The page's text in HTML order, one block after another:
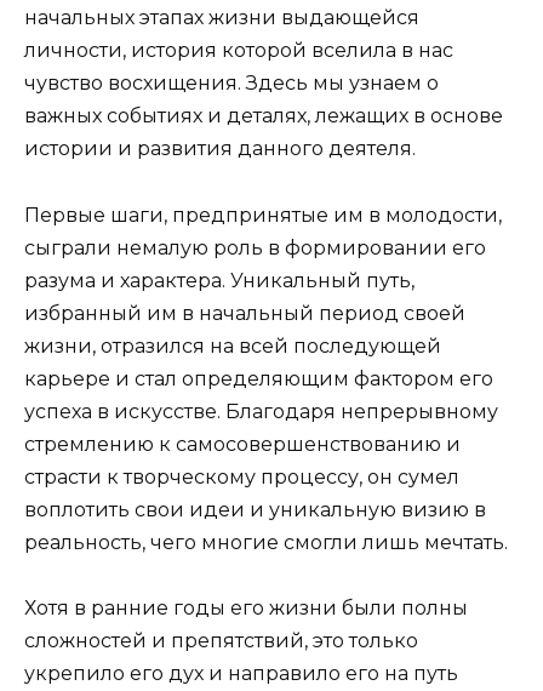
начальных этапах жизни выдающейся
личности, история которой вселила в нас
чувство восхищения. Здесь мы узнаем о
важных событиях и деталях, лежащих в основе
истории и развития данного деятеля.
Первые шаги, предпринятые им в молодости,
сыграли немалую роль в формировании его
разума и характера. Уникальный путь,
избранный им в начальный период своей
жизни, отразился на всей последующей
карьере и стал определяющим фактором его
успеха в искусстве. Благодаря непрерывному
стремлению к самосовершенствованию и
страсти к творческому процессу, он сумел
воплотить свои идеи и уникальную визию в
реальность, чего многие смогли лишь мечтать.
Хотя в ранние годы его жизни были полны
сложностей и препятствий, это только
укрепило его дух и направило его на путь